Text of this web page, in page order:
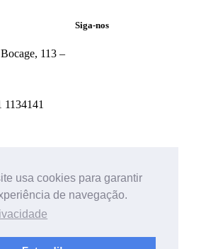
usa cookies para garantir
de navegação.
113 –
Siga-nos